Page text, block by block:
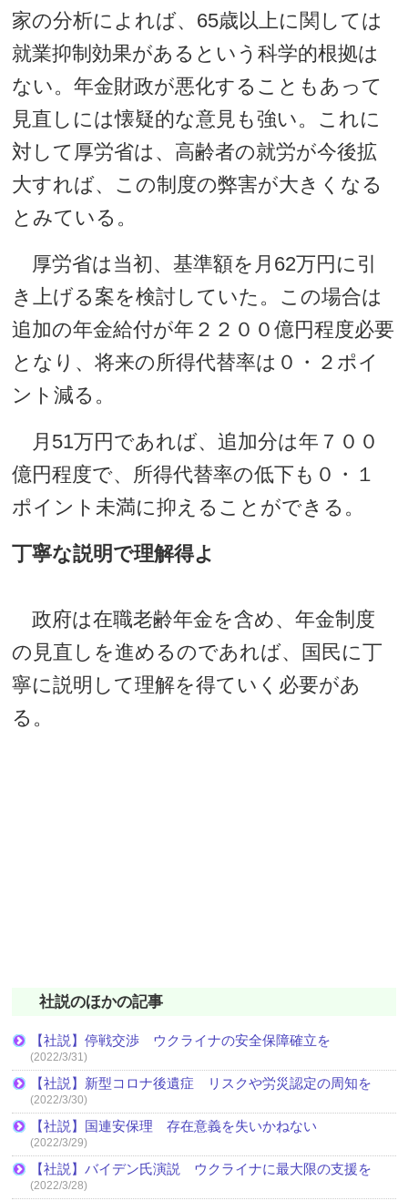
家の分析によれば、65歳以上に関しては
就業抑制効果があるという科学的根拠は
ない。年金財政が悪化することもあって
見直しには懐疑的な意見も強い。これに
対して厚労省は、高齢者の就労が今後拡
大すれば、この制度の弊害が大きくなる
とみている。
厚労省は当初、基準額を月62万円に引
き上げる案を検討していた。この場合は
追加の年金給付が年２２００億円程度必要
となり、将来の所得代替率は０・２ポイ
ント減る。
月51万円であれば、追加分は年７００
億円程度で、所得代替率の低下も０・１
ポイント未満に抑えることができる。
丁寧な説明で理解得よ
政府は在職老齢年金を含め、年金制度
の見直しを進めるのであれば、国民に丁
寧に説明して理解を得ていく必要があ
る。
社説のほかの記事
【社説】停戦交渉 ウクライナの安全保障確立を
(2022/3/31)
【社説】新型コロナ後遺症 リスクや労災認定の周知を
(2022/3/30)
【社説】国連安保理 存在意義を失いかねない
(2022/3/29)
【社説】バイデン氏演説 ウクライナに最大限の支援を
(2022/3/28)